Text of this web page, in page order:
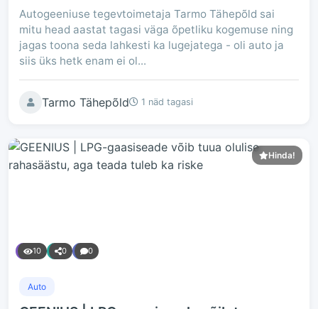
Autogeeniuse tegevtoimetaja Tarmo Tähepõld sai
mitu head aastat tagasi väga õpetliku kogemuse ning
jagas toona seda lahkesti ka lugejatega - oli auto ja
siis üks hetk enam ei ol...
Tarmo Tähepõld 1 näd tagasi
Hinda!
10 0 0
Auto